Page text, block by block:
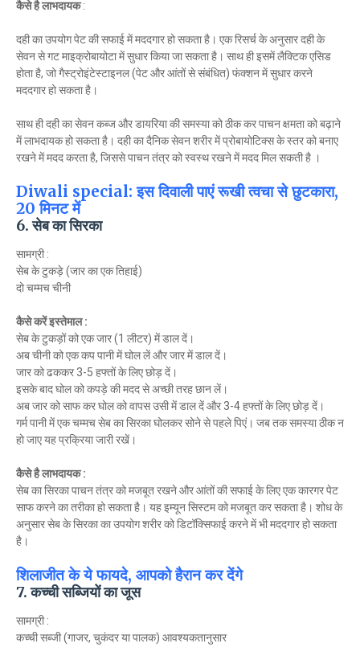
कैसे है लाभदायक:
दही का उपयोग पेट की सफाई में मददगार हो सकता है। एक रिसर्च के अनुसार दही के
सेवन से गट माइक्रोबायोटा में सुधार किया जा सकता है। साथ ही इसमें लैक्टिक एसिड
होता है, जो गैस्ट्रोइंटेस्टाइनल (पेट और आंतों से संबंधित) फंक्शन में सुधार करने
मददगार हो सकता है।
साथ ही दही का सेवन कब्ज और डायरिया की समस्या को ठीक कर पाचन क्षमता को बढ़ाने
में लाभदायक हो सकता है। दही का दैनिक सेवन शरीर में प्रोबायोटिक्स के स्तर को बनाए
रखने में मदद करता है, जिससे पाचन तंत्र को स्वस्थ रखने में मदद मिल सकती है ।
Diwali special: इस दिवाली पाएं रूखी त्वचा से छुटकारा,
20 मिनट में
6. सेब का सिरका
सामग्री :
सेब के टुकड़े (जार का एक तिहाई)
दो चम्मच चीनी
कैसे करें इस्तेमाल :
सेब के टुकड़ों को एक जार (1 लीटर) में डाल दें।
अब चीनी को एक कप पानी में घोल लें और जार में डाल दें।
जार को ढककर 3-5 हफ्तों के लिए छोड़ दें।
इसके बाद घोल को कपड़े की मदद से अच्छी तरह छान लें।
अब जार को साफ कर घोल को वापस उसी में डाल दें और 3-4 हफ्तों के लिए छोड़ दें।
गर्म पानी में एक चम्मच सेब का सिरका घोलकर सोने से पहले पिएं। जब तक समस्या ठीक न
हो जाए यह प्रक्रिया जारी रखें।
कैसे है लाभदायक :
सेब का सिरका पाचन तंत्र को मजबूत रखने और आंतों की सफाई के लिए एक कारगर पेट
साफ करने का तरीका हो सकता है। यह इम्यून सिस्टम को मजबूत कर सकता है। शोध के
अनुसार सेब के सिरका का उपयोग शरीर को डिटॉक्सिफाई करने में भी मददगार हो सकता
है।
शिलाजीत के ये फायदे, आपको हैरान कर देंगे
7. कच्ची सब्जियों का जूस
सामग्री :
कच्ची सब्जी (गाजर, चुकंदर या पालक) आवश्यकतानुसार